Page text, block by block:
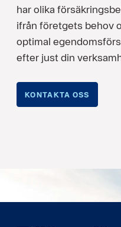
har olika
ifrån företgets behov
optimal
efter just din
KONTAKTA OSS